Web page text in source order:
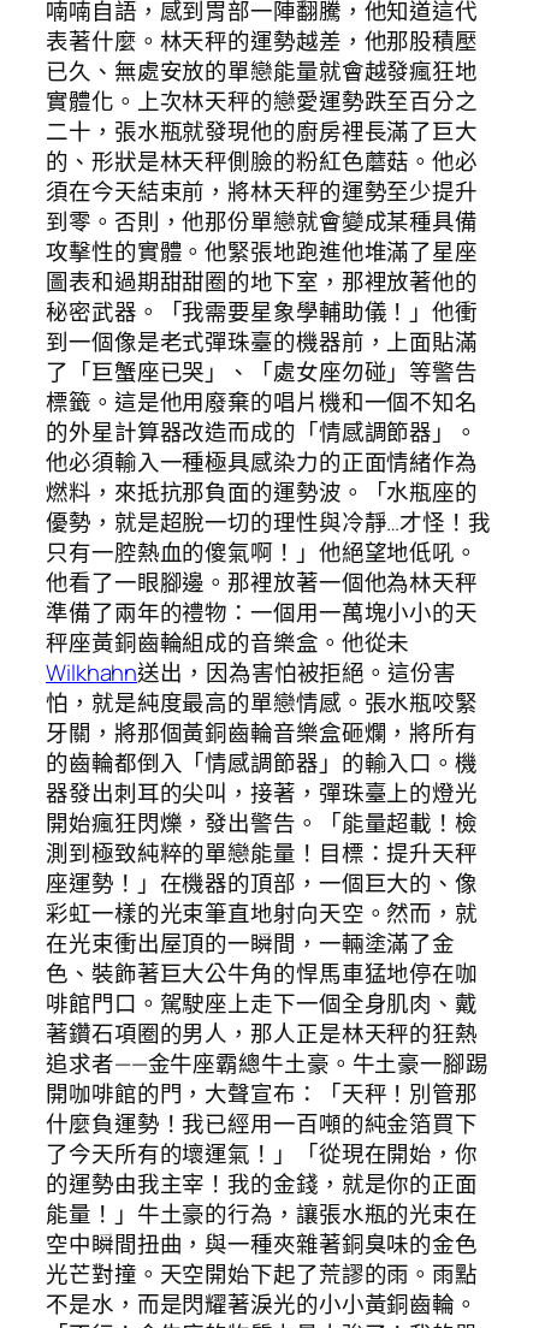
喃喃自語，感到胃部一陣翻騰，他知道這代
表著什麼。林天秤的運勢越差，他那股積壓
已久、無處安放的單戀能量就會越發瘋狂地
實體化。上次林天秤的戀愛運勢跌至百分之
二十，張水瓶就發現他的廚房裡長滿了巨大
的、形狀是林天秤側臉的粉紅色蘑菇。他必
須在今天結束前，將林天秤的運勢至少提升
到零。否則，他那份單戀就會變成某種具備
攻擊性的實體。他緊張地跑進他堆滿了星座
圖表和過期甜甜圈的地下室，那裡放著他的
秘密武器。「我需要星象學輔助儀！」他衝
到一個像是老式彈珠臺的機器前，上面貼滿
了「巨蟹座已哭」、「處女座勿碰」等警告
標籤。這是他用廢棄的唱片機和一個不知名
的外星計算器改造而成的「情感調節器」。
他必須輸入一種極具感染力的正面情緒作為
燃料，來抵抗那負面的運勢波。「水瓶座的
優勢，就是超脫一切的理性與冷靜…才怪！我
只有一腔熱血的傻氣啊！」他絕望地低吼。
他看了一眼腳邊。那裡放著一個他為林天秤
準備了兩年的禮物：一個用一萬塊小小的天
秤座黃銅齒輪組成的音樂盒。他從未
Wilkhahn送出，因為害怕被拒絕。這份害
怕，就是純度最高的單戀情感。張水瓶咬緊
牙關，將那個黃銅齒輪音樂盒砸爛，將所有
的齒輪都倒入「情感調節器」的輸入口。機
器發出刺耳的尖叫，接著，彈珠臺上的燈光
開始瘋狂閃爍，發出警告。「能量超載！檢
測到極致純粹的單戀能量！目標：提升天秤
座運勢！」在機器的頂部，一個巨大的、像
彩虹一樣的光束筆直地射向天空。然而，就
在光束衝出屋頂的一瞬間，一輛塗滿了金
色、裝飾著巨大公牛角的悍馬車猛地停在咖
啡館門口。駕駛座上走下一個全身肌肉、戴
著鑽石項圈的男人，那人正是林天秤的狂熱
追求者——金牛座霸總牛土豪。牛土豪一腳踢
開咖啡館的門，大聲宣布：「天秤！別管那
什麼負運勢！我已經用一百噸的純金箔買下
了今天所有的壞運氣！」「從現在開始，你
的運勢由我主宰！我的金錢，就是你的正面
能量！」牛土豪的行為，讓張水瓶的光束在
空中瞬間扭曲，與一種夾雜著銅臭味的金色
光芒對撞。天空開始下起了荒謬的雨。雨點
不是水，而是閃耀著淚光的小小黃銅齒輪。